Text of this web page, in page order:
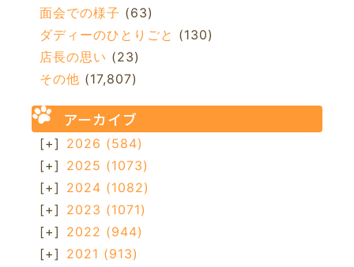
面会での様子 (63)
ダディーのひとりごと (130)
店長の思い (23)
その他 (17,807)
アーカイブ
[+] 2026 (584)
[+] 2025 (1073)
[+] 2024 (1082)
[+] 2023 (1071)
[+] 2022 (944)
[+] 2021 (913)